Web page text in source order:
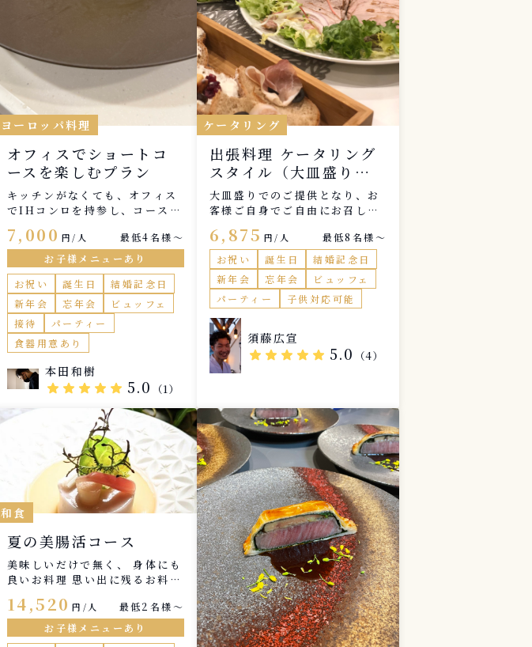
る。 温度と味わいの流れも含め
て、一つの体験として組み立て
ています。 目指しているのは、
強さではなく 食べ終えたあとに
静かに残る余韻。 ハーブの香り
と酸味がやわらかく続く、 そん
です。 ワインペアリングはナチ
ュラルワインを中心に、 白やオ
ブや酸味に寄り添うご提案が可
能です。 ご自宅でゆっくりと過
ごすひとときに。 地中海の空気
を感じるような、軽やかな夏の
コースをお楽しみください。
ヨーロッパ料理
オフィスでショートコ
ースを楽しむプラン
キッチンがなくても、オフィス
でIHコンロを持参し、コース料
ラリーやテーブルセッティング
もいたしますので、必要なのはI
Hコンロのみ。 料理内容は一例
です。
7,000 円/人
最低4名様〜
お子様メニューあり
お祝い
誕生日
結婚記念日
新年会
忘年会
ビュッフェ
接待
パーティー
食器用意あり
本田和樹
star star star star star 5.0 （1）
ケータリング
出張料理 ケータリング
スタイル（大皿盛りの
ブュッフェ形式）
大皿盛りでのご提供となり、お
客様ご自身でご自由にお召し上
0品程度）
6,875 円/人
最低8名様〜
お祝い
誕生日
結婚記念日
新年会
忘年会
ビュッフェ
パーティー
子供対応可能
須藤広宣
star star star star star 5.0 （4）
和食
夏の美腸活コース
美味しいだけで無く、 身体にも
良いお料理 思い出に残るお料理
是非とも宜しくお願い致しま
14,520 円/人
最低2名様〜
お子様メニューあり